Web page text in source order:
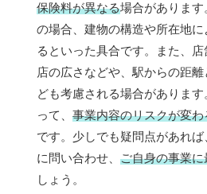
保険料が異なる場合がありま
の場合、建物の構造や所在地
るといった具合です。また、
店の広さなどや、駅からの距
ども考慮される場合がありま
って、 事業内容のリスクが変わ
です。少しでも疑問点があれ
に問い合わせ、 ご自身の事業
しょう。